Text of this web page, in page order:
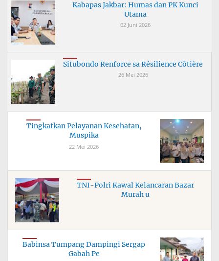
Kabapas Jakbar: Humas dan PK Kunci
Utama
02 Juni 2026
Situbondo Renforce sa Résilience Côtière
26 Mei 2026
Tingkatkan Pelayanan Kesehatan,
Muspika
22 Mei 2026
TNI-Polri Kawal Kelancaran Bazar
Murah u
Babinsa Tumpang Dampingi Sergap
Gabah Pe